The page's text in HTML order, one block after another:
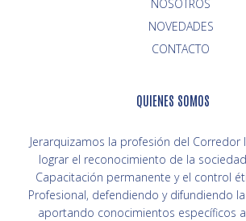
NOVEDADES
CONTACTO
QUIENES SOMOS
Jerarquizamos la profesión del Corredor
lograr el reconocimiento de la
Capacitación permanente y el control
Profesional, defendiendo y difundiendo
aportando conocimientos específicos